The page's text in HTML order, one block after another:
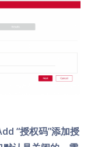
“授权码”添加授